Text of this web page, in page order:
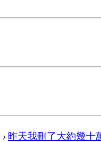
› 昨天我刪了大約幾十